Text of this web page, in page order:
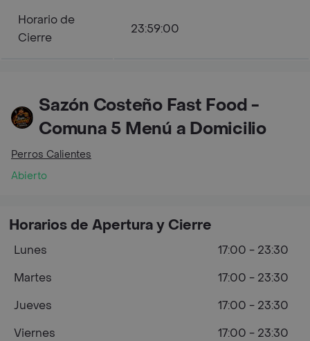
Horario de
Cierre
23:59:00
Sazón Costeño Fast Food -
Comuna 5 Menú a Domicilio
Perros Calientes
Abierto
Horarios de Apertura y Cierre
Lunes
17:00 - 23:30
Martes
17:00 - 23:30
Jueves
17:00 - 23:30
Viernes
17:00 - 23:30